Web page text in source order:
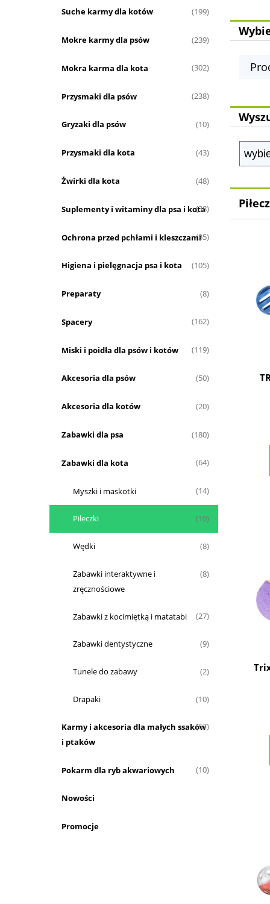
Suche karmy dla kotów (199)
Mokre karmy dla psów (239)
Mokra karma dla kota (302)
Przysmaki dla psów (238)
Gryzaki dla psów (10)
Przysmaki dla kota (43)
Żwirki dla kota (48)
Suplementy i witaminy dla psa i kota
(38)
Ochrona przed pchłami i kleszczami(35)
Higiena i pielęgnacja psa i kota (105)
Preparaty (8)
Spacery (162)
Miski i poidła dla psów i kotów (119)
Akcesoria dla psów (50)
Akcesoria dla kotów (20)
Zabawki dla psa (180)
Zabawki dla kota (64)
Myszki i maskotki (14)
Piłeczki (10)
Wędki (8)
Zabawki interaktywne i
zręcznościowe
(8)
Zabawki z kocimiętką i matatabi (27)
Zabawki dentystyczne (9)
Tunele do zabawy (2)
Drapaki (10)
Karmy i akcesoria dla małych ssaków
i ptaków
(67)
Pokarm dla ryb akwariowych (10)
Nowości
Promocje